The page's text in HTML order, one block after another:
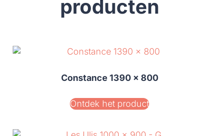
producten
Constance 1390 x 800
Ontdek het product